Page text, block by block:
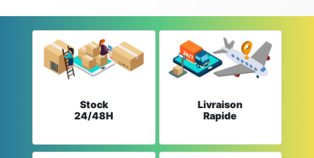
Stock
24/48H
Livraison
Rapide